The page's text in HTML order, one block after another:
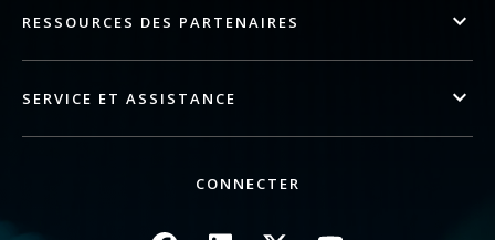
RESSOURCES DES PARTENAIRES
SERVICE ET ASSISTANCE
CONNECTER